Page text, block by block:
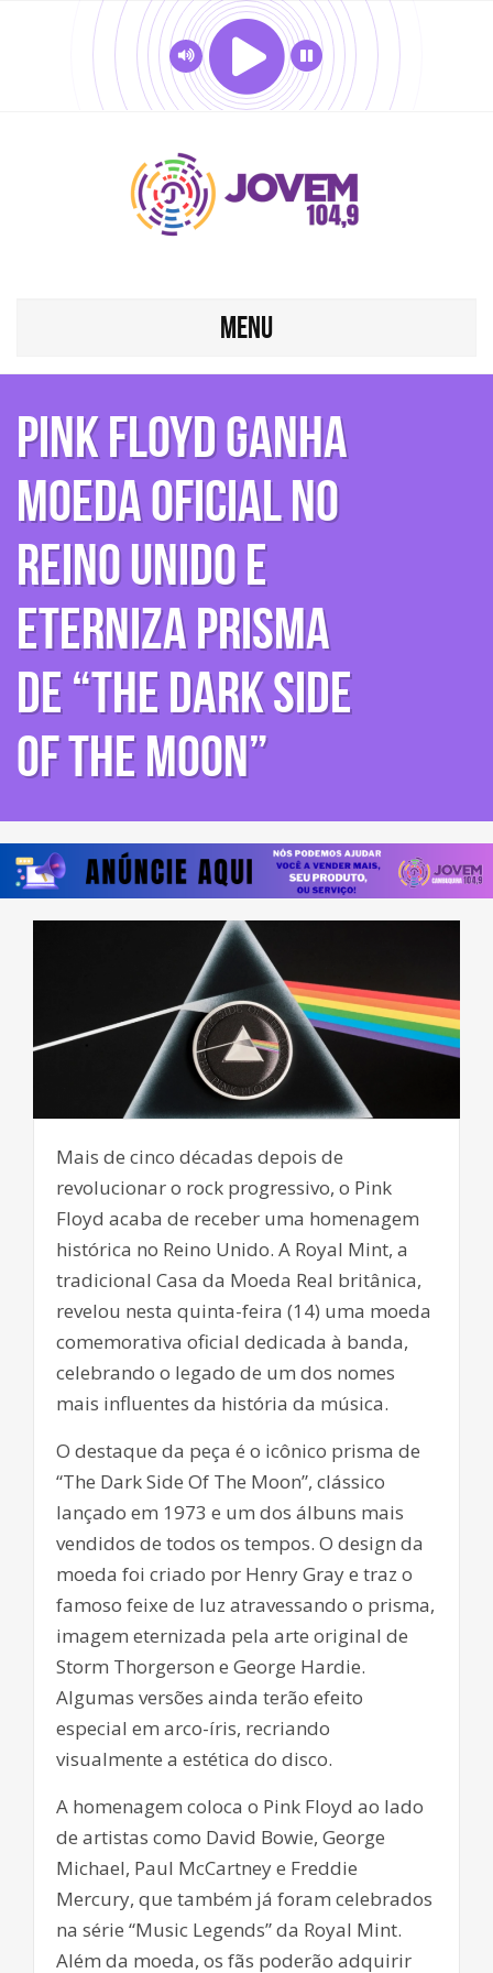
MENU
Pink Floyd ganha
moeda oficial no
Reino Unido e
eterniza prisma
de “The Dark Side
Of The Moon”
Mais de cinco décadas depois de
revolucionar o rock progressivo, o Pink
Floyd acaba de receber uma homenagem
histórica no Reino Unido. A Royal Mint, a
tradicional Casa da Moeda Real britânica,
revelou nesta quinta-feira (14) uma moeda
comemorativa oficial dedicada à banda,
celebrando o legado de um dos nomes
mais influentes da história da música.
O destaque da peça é o icônico prisma de
“The Dark Side Of The Moon”, clássico
lançado em 1973 e um dos álbuns mais
vendidos de todos os tempos. O design da
moeda foi criado por Henry Gray e traz o
famoso feixe de luz atravessando o prisma,
imagem eternizada pela arte original de
Storm Thorgerson e George Hardie.
Algumas versões ainda terão efeito
especial em arco-íris, recriando
visualmente a estética do disco.
A homenagem coloca o Pink Floyd ao lado
de artistas como David Bowie, George
Michael, Paul McCartney e Freddie
Mercury, que também já foram celebrados
na série “Music Legends” da Royal Mint.
Além da moeda, os fãs poderão adquirir